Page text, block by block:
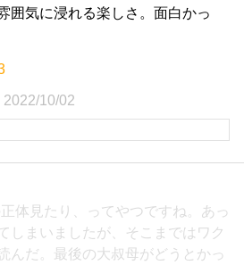
囲気に浸れる楽しさ。面白かっ
2022/10/02
体見たり、ってやつですね。あっ
しまいましたが、そこまではワク
んだ。最後の大叔母がどうとかっ